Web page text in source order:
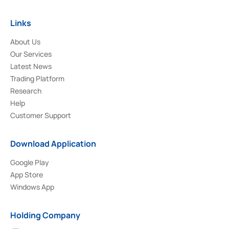
Links
About Us
Our Services
Latest News
Trading Platform
Research
Help
Customer Support
Download Application
Google Play
App Store
Windows App
Holding Company